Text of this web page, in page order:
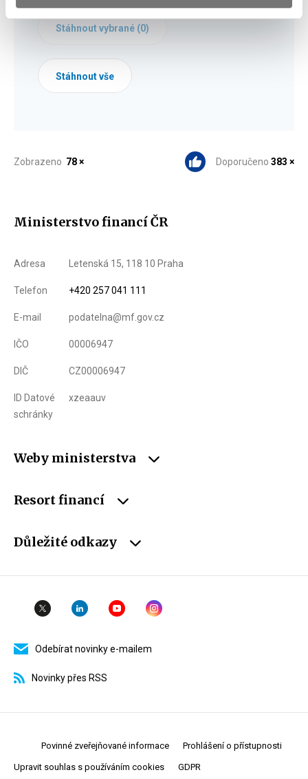
Stáhnout vybrané (0)
Stáhnout vše
Zobrazeno 78 × Doporučeno 383 ×
Ministerstvo financí ČR
Adresa Letenská 15, 118 10 Praha
Telefon +420 257 041 111
E-mail podatelna@mf.gov.cz
IČO 00006947
DIČ CZ00006947
ID Datové
schránky
xzeaauv
Weby ministerstva
Resort financí
Důležité odkazy
Odebírat novinky e-mailem
Novinky přes RSS
Povinné zveřejňované informace Prohlášení o přístupnosti
Upravit souhlas s používáním cookies GDPR